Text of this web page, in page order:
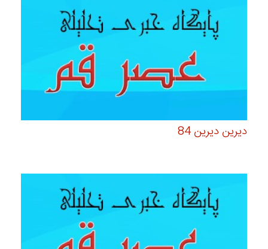
دیرین دیرین 84